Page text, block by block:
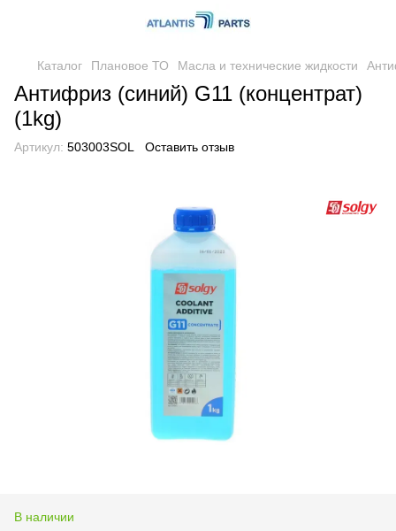
Каталог Плановое ТО Масла и технические жидкости
Антифриз (синий) G11 (концентрат)
(1kg)
Артикул: 503003SOL Оставить отзыв
В наличии